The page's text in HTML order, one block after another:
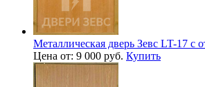
Металлическая дверь Зевс LT-17 с
Цена от: 9 000 руб. Купить